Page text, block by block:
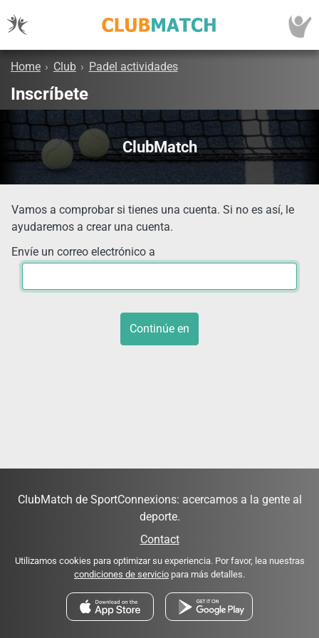
Home › Club › Padel actividades
Inscríbete
ClubMatch
Vamos a comprobar si tienes una cuenta. Si no es así, le
ayudaremos a crear una cuenta.
Envíe un correo electrónico a
Continúe en
ClubMatch de SportConnexions: acercamos a la gente al
deporte.
Contact
Utilizamos cookies para optimizar su experiencia. Por favor, lea nuestras
condiciones de servicio para más detalles.